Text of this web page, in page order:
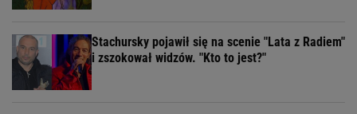
Stachursky pojawił się na scenie "Lata z Radiem"
i zszokował widzów. "Kto to jest?"